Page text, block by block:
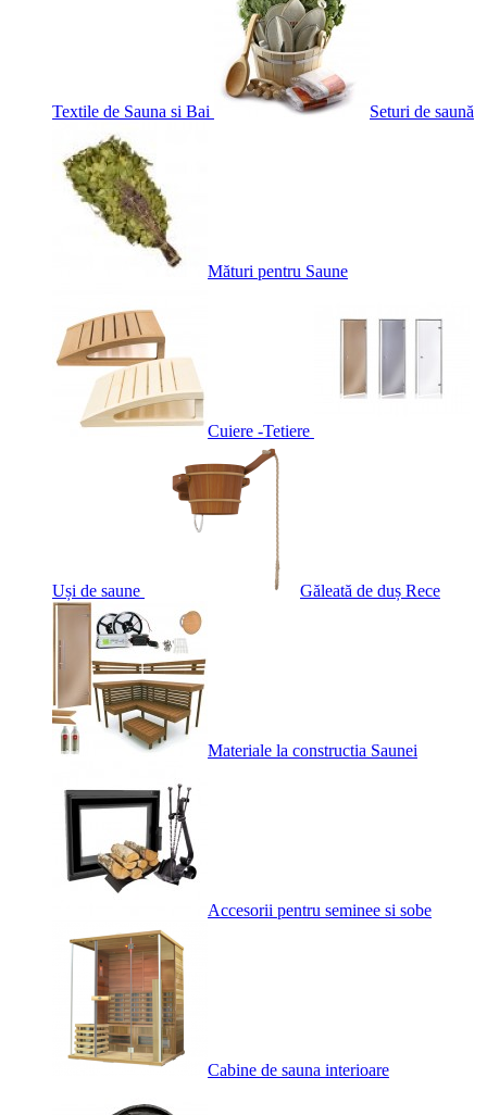
Textile de Sauna si Bai Seturi de saună
Mături pentru Saune
Cuiere -Tetiere
Uși de saune Găleată de duș Rece
Materiale la constructia Saunei
Accesorii pentru seminee si sobe
Cabine de sauna interioare